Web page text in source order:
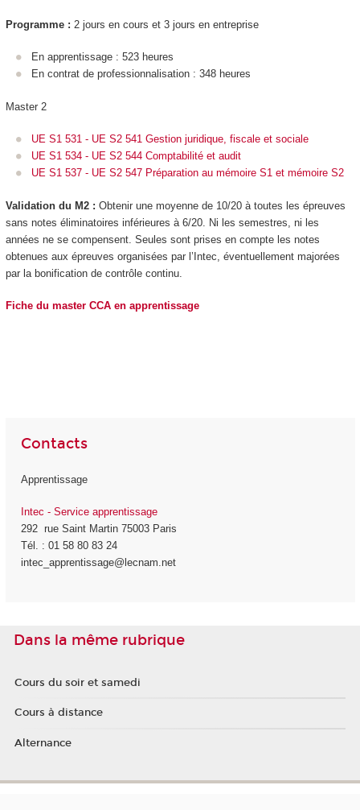
Programme : 2 jours en cours et 3 jours en entreprise
En apprentissage : 523 heures
En contrat de professionnalisation : 348 heures
Master 2
UE S1 531 - UE S2 541 Gestion juridique, fiscale et sociale
UE S1 534 - UE S2 544 Comptabilité et audit
UE S1 537 - UE S2 547 Préparation au mémoire S1 et mémoire S2
Validation du M2 : Obtenir une moyenne de 10/20 à toutes les épreuves
sans notes éliminatoires inférieures à 6/20. Ni les semestres, ni les
années ne se compensent. Seules sont prises en compte les notes
obtenues aux épreuves organisées par l’Intec, éventuellement majorées
par la bonification de contrôle continu.
Fiche du master CCA en apprentissage
Contacts
Apprentissage
Intec - Service apprentissage
292 rue Saint Martin 75003 Paris
Tél. : 01 58 80 83 24
intec_apprentissage@lecnam.net
Dans la même rubrique
Cours du soir et samedi
Cours à distance
Alternance